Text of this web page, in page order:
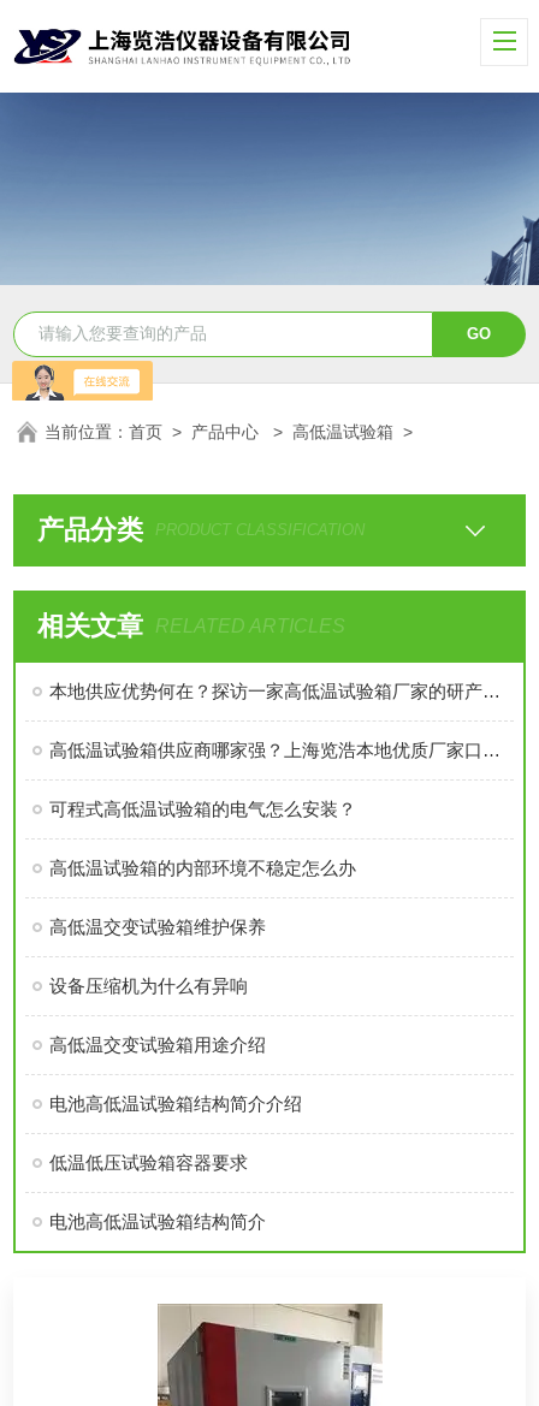
当前位置：首页 > 产品中心 >高低温试验箱 >
产品分类 PRODUCT CLASSIFICATION
相关文章 RELATED ARTICLES
本地供应优势何在？探访一家高低温试验箱厂家的研产之道
高低温试验箱供应商哪家强？上海览浩本地优质厂家口碑推荐
可程式高低温试验箱的电气怎么安装？
高低温试验箱的内部环境不稳定怎么办
高低温交变试验箱维护保养
设备压缩机为什么有异响
高低温交变试验箱用途介绍
电池高低温试验箱结构简介介绍
低温低压试验箱容器要求
电池高低温试验箱结构简介